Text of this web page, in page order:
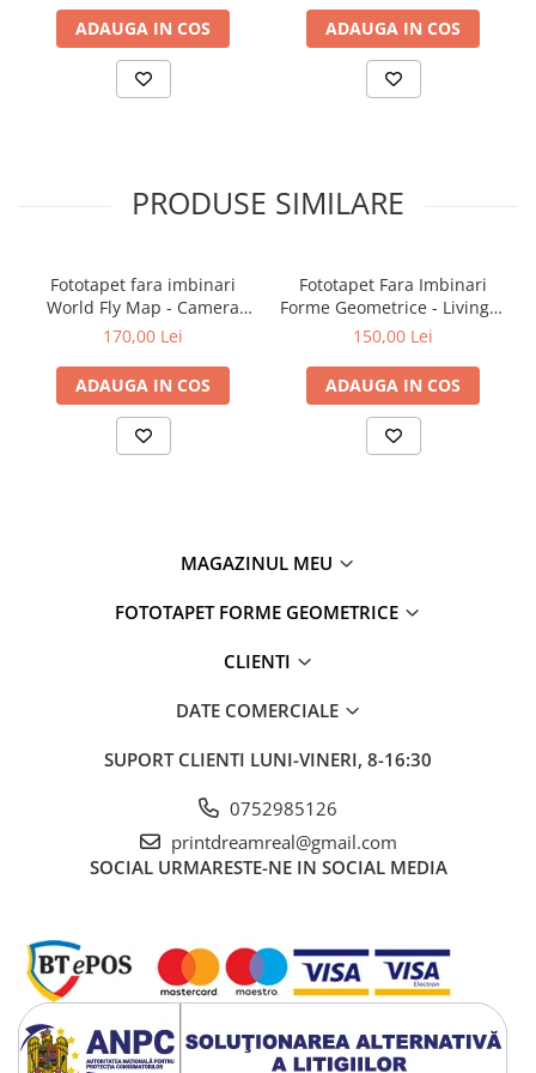
ADAUGA IN COS ADAUGA IN COS
PRODUSE SIMILARE
Fototapet fara imbinari
World Fly Map - Camera
Copilului
170,00 Lei
ADAUGA IN COS
Fototapet Fara Imbinari
Forme Geometrice - Living &
Dormitor
150,00 Lei
ADAUGA IN COS
MAGAZINUL MEU
FOTOTAPET FORME GEOMETRICE
CLIENTI
DATE COMERCIALE
SUPORT CLIENTI LUNI-VINERI, 8-16:30
0752985126
printdreamreal@gmail.com
SOCIAL URMARESTE-NE IN SOCIAL MEDIA